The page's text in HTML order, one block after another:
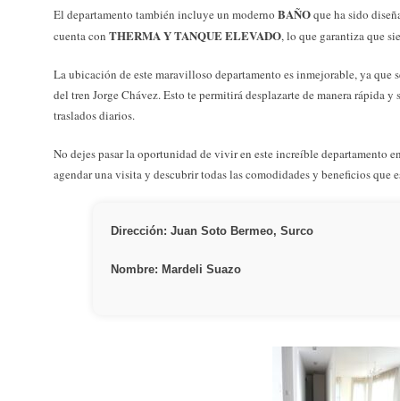
El departamento también incluye un moderno BAÑOque ha sido
cuenta con THERMA Y TANQUE ELEVADO, lo que garantiza que
La ubicación de este maravilloso departamento es inmejorable, ya que
del tren Jorge Chávez. Esto te permitirá desplazarte de manera rápida
traslados diarios.
No dejes pasar la oportunidad de vivir en este increíble departamento
agendar una visita y descubrir todas las comodidades y beneficios que
Dirección: Juan Soto Bermeo, Surco
Nombre: Mardeli Suazo